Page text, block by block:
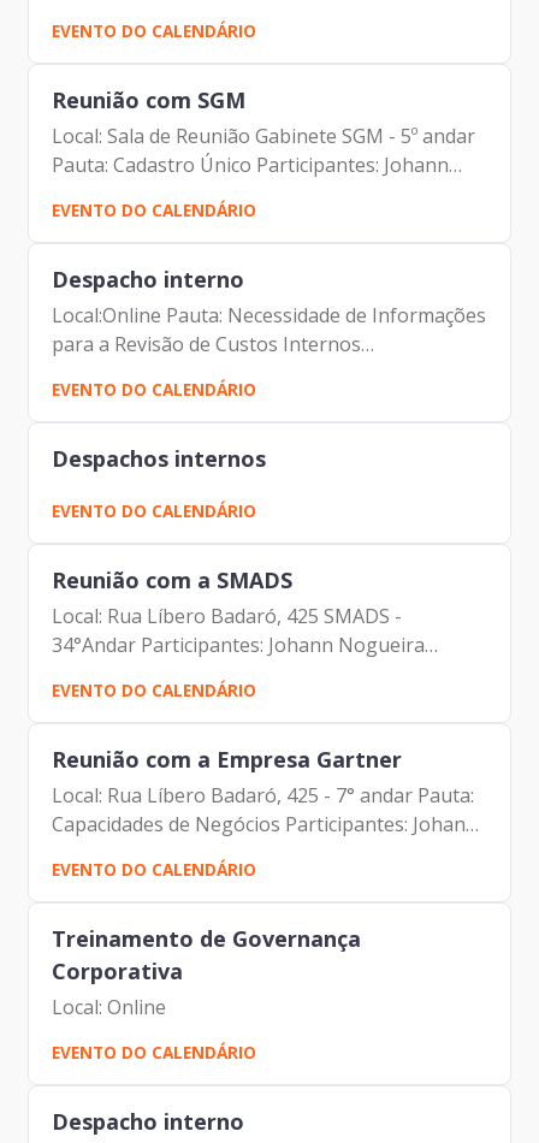
Participantes: Johann Nogueira Dantas Lucia
Cristina Freire de Almeida
EVENTO DO CALENDÁRIO
Reunião com SGM
Local: Sala de Reunião Gabinete SGM - 5º andar
Pauta: Cadastro Único Participantes: Johann
Nogueira Dantas (Prodam) Marcelo Aires
Antonelli (Prodam) Edson Aparecido dos Santos
(SGM) Alexis Galias...
EVENTO DO CALENDÁRIO
Despacho interno
Local:Online Pauta: Necessidade de Informações
para a Revisão de Custos Internos
Participantes: Johann Nogueira Dantas Elias
Fares Hadi Fernando Josenias Vieira do
Nascimento Mateus Dias Marçal...
EVENTO DO CALENDÁRIO
Despachos internos
EVENTO DO CALENDÁRIO
Reunião com a SMADS
Local: Rua Líbero Badaró, 425 SMADS -
34°Andar Participantes: Johann Nogueira
Dantas Marcelo Costa Del Bosco Amaral Carlos
Alberto da Silva Paulo Rogerio Tavares
EVENTO DO CALENDÁRIO
Reunião com a Empresa Gartner
Local: Rua Líbero Badaró, 425 - 7° andar Pauta:
Capacidades de Negócios Participantes: Johann
Nogueira Dantas (Prodam) Vandi Rocha
(Gartner) Erick Sobreiro (Gartner) Carlos
Alberto da Silva (Prodam)
EVENTO DO CALENDÁRIO
Treinamento de Governança
Corporativa
Local: Online
EVENTO DO CALENDÁRIO
Despacho interno